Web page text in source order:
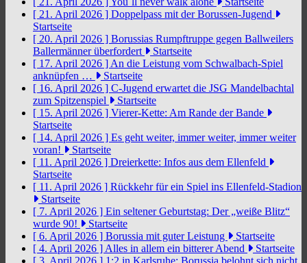
[ 21. April 2026 ] Doppelpass mit der Borussen-Jugend
Startseite
[ 20. April 2026 ] Borussias Rumpftruppe gegen Ballweilers
Ballermänner überfordert
Startseite
[ 17. April 2026 ] An die Leistung vom Schwalbach-Spiel
anknüpfen …
Startseite
[ 16. April 2026 ] C-Jugend erwartet die JSG Mandelbachtal
zum Spitzenspiel
Startseite
[ 15. April 2026 ] Vierer-Kette: Am Rande der Bande
Startseite
[ 14. April 2026 ] Es geht weiter, immer weiter, immer weiter
voran!
Startseite
[ 11. April 2026 ] Dreierkette: Infos aus dem Ellenfeld
Startseite
[ 11. April 2026 ] Rückkehr für ein Spiel ins Ellenfeld-Stadion
Startseite
[ 7. April 2026 ] Ein seltener Geburtstag: Der „weiße Blitz“
wurde 90!
Startseite
[ 6. April 2026 ] Borussia mit guter Leistung
Startseite
[ 4. April 2026 ] Alles in allem ein bitterer Abend
Startseite
[ 3. April 2026 ] 1:2 in Karlsruhe: Borussia belohnt sich nicht